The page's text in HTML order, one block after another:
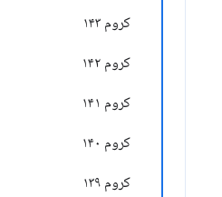
کروم ۱۴۳
کروم ۱۴۲
کروم ۱۴۱
کروم ۱۴۰
کروم ۱۳۹